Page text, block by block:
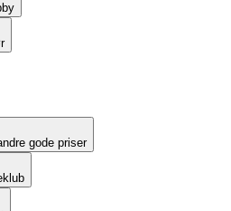
gode priser